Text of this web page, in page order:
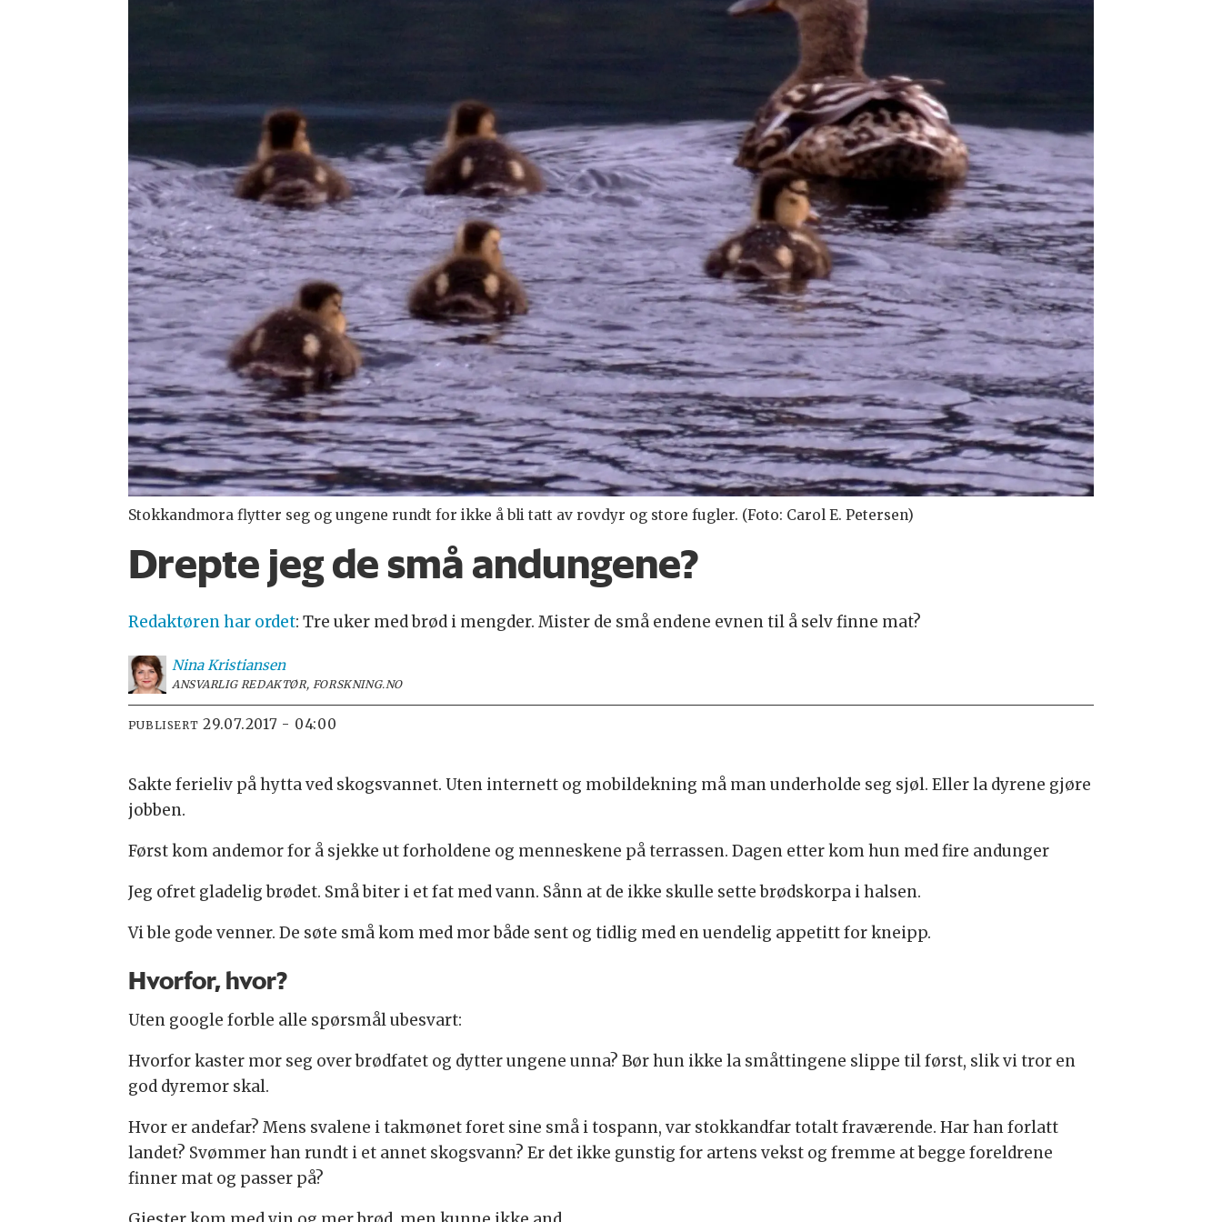
Stokkandmora flytter seg og ungene rundt for ikke å bli tatt av rovdyr og store fugler. (Foto: Carol E. Petersen)
Drepte jeg de små andungene?
Redaktøren har ordet: Tre uker med brød i mengder. Mister de små endene evnen til å selv finne mat?
Nina Kristiansen
ANSVARLIG REDAKTØR, FORSKNING.NO
PUBLISERT 29.07.2017 - 04:00
Sakte ferieliv på hytta ved skogsvannet. Uten internett og mobildekning må man underholde seg sjøl. Eller la dyrene gjøre
jobben.
Først kom andemor for å sjekke ut forholdene og menneskene på terrassen. Dagen etter kom hun med fire andunger
Jeg ofret gladelig brødet. Små biter i et fat med vann. Sånn at de ikke skulle sette brødskorpa i halsen.
Vi ble gode venner. De søte små kom med mor både sent og tidlig med en uendelig appetitt for kneipp.
Hvorfor, hvor?
Uten google forble alle spørsmål ubesvart:
Hvorfor kaster mor seg over brødfatet og dytter ungene unna? Bør hun ikke la småttingene slippe til først, slik vi tror en
god dyremor skal.
Hvor er andefar? Mens svalene i takmønet foret sine små i tospann, var stokkandfar totalt fraværende. Har han forlatt
landet? Svømmer han rundt i et annet skogsvann? Er det ikke gunstig for artens vekst og fremme at begge foreldrene
finner mat og passer på?